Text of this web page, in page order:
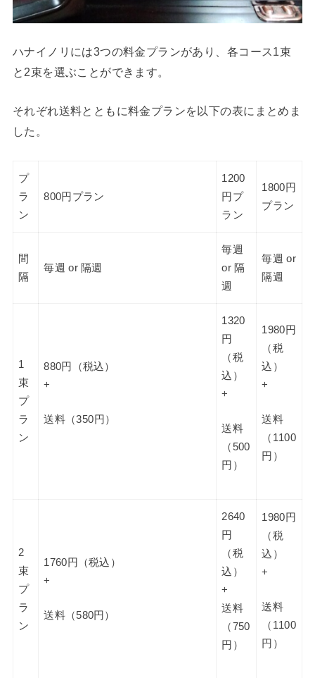
ハナイノリには3つの料金プランがあり、各コース1束
と2束を選ぶことができます。
それぞれ送料とともに料金プランを以下の表にまとめま
した。
プ
ラ
ン
800円プラン
1200
円プ
ラン
1800円
プラン
間
隔
毎週 or 隔週
毎週
or 隔
週
毎週 or
隔週
1
束
プ
ラ
ン
880円（税込）
+
送料（350円）
1320
円
（税
込）
+
送料
（500
円）
1980円
（税
込）
+
送料
（1100
円）
2
束
プ
ラ
ン
1760円（税込）
+
送料（580円）
2640
円
（税
込）
+
送料
（750
円）
1980円
（税
込）
+
送料
（1100
円）